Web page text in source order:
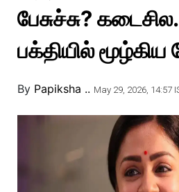
Television
Reviews
Photos
Story
பேசுச்சு?
பக்தியில்
By Papiksha .. May 29, 2026, 14:57